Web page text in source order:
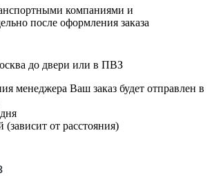
компаниями и
после оформления заказа
до двери или в ПВЗ
менеджера Ваш заказ будет отправлен в
от расстояния)